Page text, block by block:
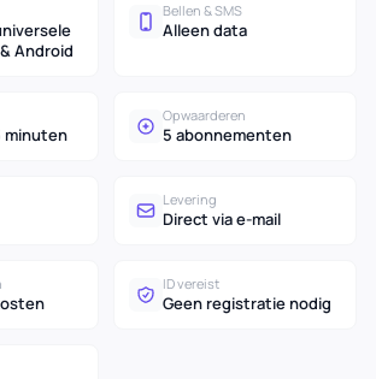
Android
Bellen & SMS
Alleen data
minuten
Opwaarderen
5 abonnementen
Levering
Direct via e-mail
ID vereist
Geen registratie nodig